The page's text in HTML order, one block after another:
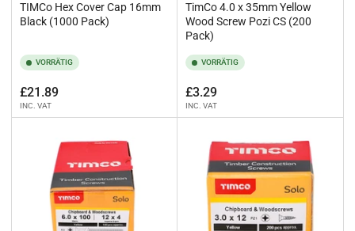
TIMCo Hex Cover Cap 16mm
Black (1000 Pack)
VORRÄTIG
Normaler
Preis
£21.89
INC. VAT
TimCo 4.0 x 35mm Yellow
Wood Screw Pozi CS (200
Pack)
VORRÄTIG
Normaler
Preis
£3.29
INC. VAT